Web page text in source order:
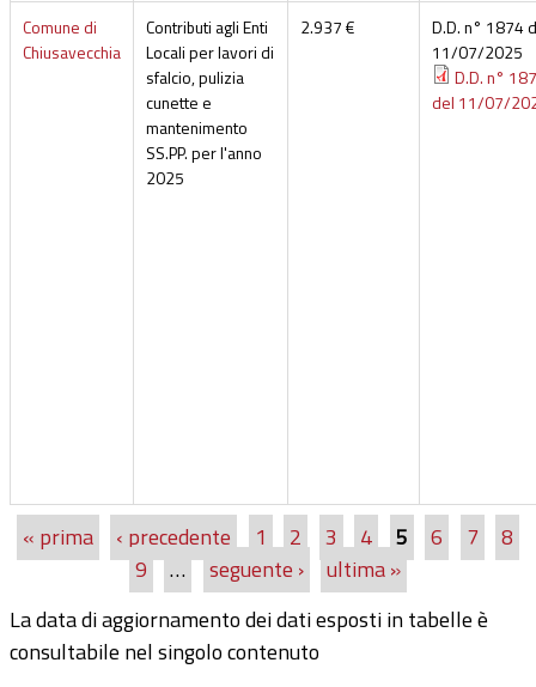
Comune di
Chiusavecchia
Contributi agli Enti
Locali per lavori di
sfalcio, pulizia
cunette e
mantenimento
SS.PP. per l'anno
2025
2.937 €
D.D. n° 1874
11/07/2025
D.D. n°
del 11/07/
Pagine
« prima ‹ precedente 1 2 3 4 5 6 7
8
9
… seguente ›
ultima »
La data di aggiornamento dei dati esposti in tabelle è
consultabile nel singolo contenuto